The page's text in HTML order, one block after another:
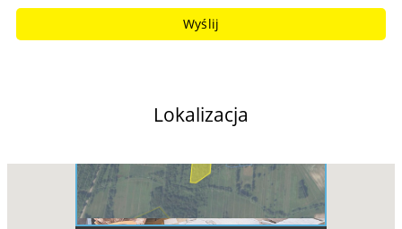
Lokalizacja